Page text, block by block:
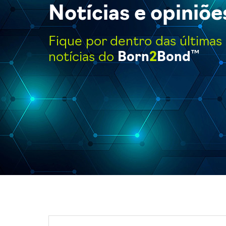
Notícias e
Fique por dentro das últimas
notícias doBorn2Bond™